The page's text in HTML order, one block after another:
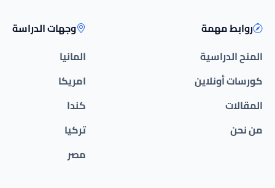
روابط مهمة
المنح الدراسية
كورسات أونلاين
المقالات
من نحن
وجهات الدراسة
المانيا
امريكا
كندا
تركيا
مصر